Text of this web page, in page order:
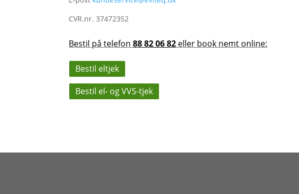
CVR.nr. 37472352
Bestil på telefon88 82 06 82 eller book nemt online:
Bestil eltjek
Bestil el- og VVS-tjek